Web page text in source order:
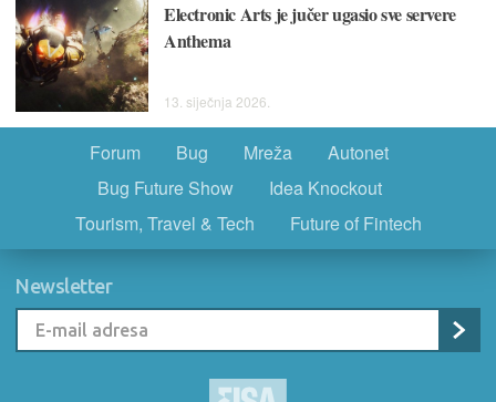
Electronic Arts je jučer ugasio sve servere
Anthema
13. siječnja 2026.
Forum Bug Mreža
Autonet
Bug Future Show
Idea Knockout
Tourism, Travel & Tech
Future of Fintech
Newsletter